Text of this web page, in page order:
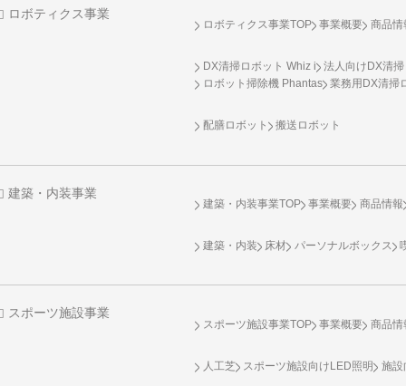
ロボティクス事業
ロボティクス事業TOP 事業概要 商品情
DX清掃ロボット Whiz i
法人向けDX清
ロボット掃除機 Phantas
業務用DX清掃
配膳ロボット 搬送ロボット
建築・内装事業
建築・内装事業TOP 事業概要 商品情報
建築・内装 床材 パーソナルボックス
スポーツ施設事業
スポーツ施設事業TOP 事業概要 商品情
人工芝 スポーツ施設向けLED照明 施設